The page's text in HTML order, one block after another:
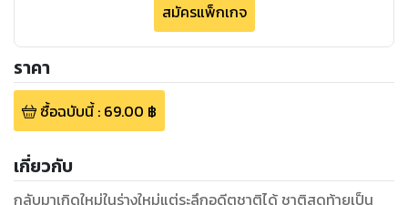
สมัครแพ็กเกจ
ราคา
ซื้อฉบับนี้: 69.00 ฿
เกี่ยวกับ
กลับมาเกิดใหม่ในร่างใหม่แต่ระลึกอดีตชาติได้ ชาติสุดท้ายเป็น